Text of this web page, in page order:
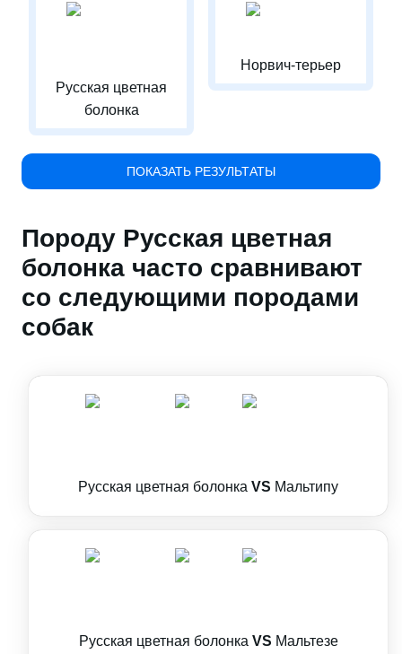
Русская цветная
болонка
Норвич-терьер
ПОКАЗАТЬ РЕЗУЛЬТАТЫ
Породу Русская цветная
болонка часто сравнивают
со следующими породами
собак
Русская цветная болонка VS Мальтипу
Русская цветная болонка VS Мальтезе